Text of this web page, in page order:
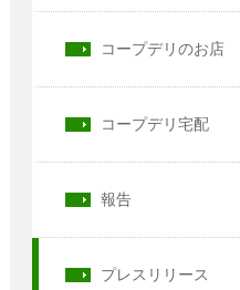
コープデリのお店
コープデリ宅配
報告
プレスリリース